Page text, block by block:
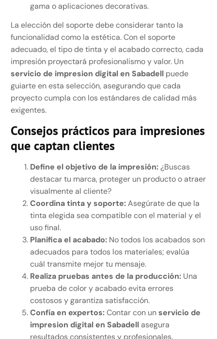
gama o aplicaciones decorativas.
La elección del soporte debe considerar tanto la
funcionalidad como la estética. Con el soporte
adecuado, el tipo de tinta y el acabado correcto, cada
impresión proyectará profesionalismo y valor. Un
servicio de impresion digital en Sabadell puede
guiarte en esta selección, asegurando que cada
proyecto cumpla con los estándares de calidad más
exigentes.
Consejos prácticos para impresiones
que captan clientes
Define el objetivo de la impresión:¿Buscas
destacar tu marca, proteger un producto o atraer
visualmente al cliente?
Coordina tinta y soporte:Asegúrate de que la
tinta elegida sea compatible con el material y el
uso final.
Planifica el acabado: No todos los acabados son
adecuados para todos los materiales; evalúa
cuál transmite mejor tu mensaje.
Realiza pruebas antes de la producción: Una
prueba de color y acabado evita errores
costosos y garantiza satisfacción.
Confía en expertos:Contar con unservicio de
impresion digital en Sabadellasegura